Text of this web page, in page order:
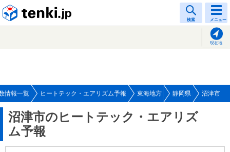
検索 メニュー
現在地
情報一覧 ヒートテック・エアリズム予報 東海地方 静岡県 沼津市
沼津市のヒートテック・エアリズ
ム予報